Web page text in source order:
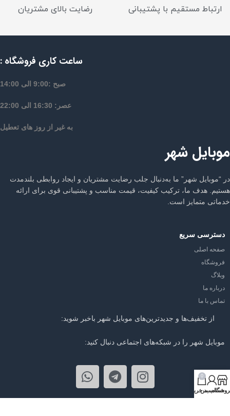
ارتباط مستقیم با پشتیبانی رضایت بالای مشتریان
ساعت کاری فروشگاه :
صبح :9:00 الی 14:00
عصر: 16:30 الی 22:00
به غیر از روز های تعطیل
موبایل شهر
در “موبایل شهر” ما به‌دنبال جلب رضایت مشتریان و ایجاد روابطی بلندمدت
هستیم. هدف ما، ترکیب کیفیت، قیمت مناسب و پشتیبانی قوی برای ارائه
خدماتی متمایز است.
دسترسی سریع
صفحه اصلی
فروشگاه
وبلاگ
درباره ما
تماس با ما
از تخفیف‌ها و جدیدترین‌های موبایل شهر باخبر شوید:
موبایل شهر را در شبکه‌های اجتماعی دنبال کنید:
حساب من
0
سبد خرید